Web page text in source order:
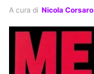
A cura di Nicola Corsaro